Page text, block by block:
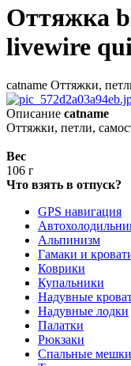
Оттяжка
livewire
catname Оттяжки,
Описание catname
Оттяжки, петли,
Вес
106 г
Что взять в отпуск?
GPS навигация
Альпинизм
Гамаки и
Коврики
Купальники
Надувные
Надувные лодки
Палатки
Рюкзаки
Спальные мешки